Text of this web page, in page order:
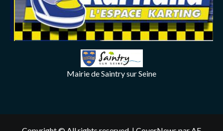
Mairie de Saintry sur Seine